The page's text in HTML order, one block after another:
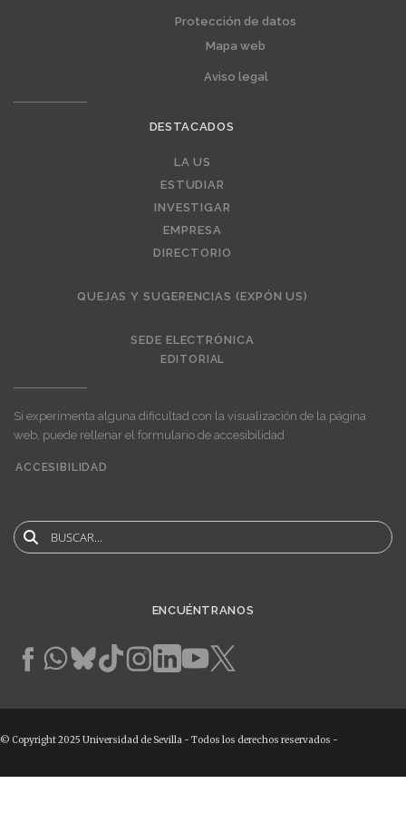
Protección de datos
Mapa web
Aviso legal
DESTACADOS
LA US
ESTUDIAR
INVESTIGAR
EMPRESA
DIRECTORIO
QUEJAS Y SUGERENCIAS (EXPÓN US)
SEDE ELECTRÓNICA
EDITORIAL
Si experimenta alguna dificultad con la visualización de la página
web, puede rellenar el formulario de accesibilidad
menu
ACCESIBILIDAD
Buscar
ENCUÉNTRANOS
© Copyright 2025 Universidad de Sevilla - Todos los derechos reservados -